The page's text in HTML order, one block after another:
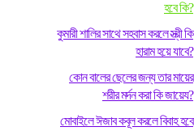
হবে কি?
কুমারী শালির সাথে সহবাস করলে স্ত্রী কি
হারাম হয়ে যাবে?
কোন বালের ছেলের জন্য তার মায়ের
শরীর মর্দন করা কি জায়েয?
মোবাইলে ঈজাব কবূল করলে বিবাহ হবে